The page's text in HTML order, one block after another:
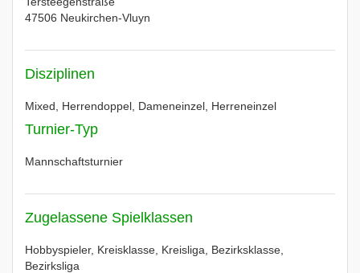
47506 Neukirchen-Vluyn
Disziplinen
Mixed, Herrendoppel, Dameneinzel, Herreneinzel
Turnier-Typ
Mannschaftsturnier
Zugelassene Spielklassen
Hobbyspieler, Kreisklasse, Kreisliga, Bezirksklasse,
Bezirksliga